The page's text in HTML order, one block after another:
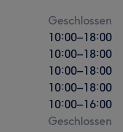
Geschlossen
10:00–18:00
10:00–18:00
10:00–18:00
10:00–18:00
10:00–16:00
Geschlossen